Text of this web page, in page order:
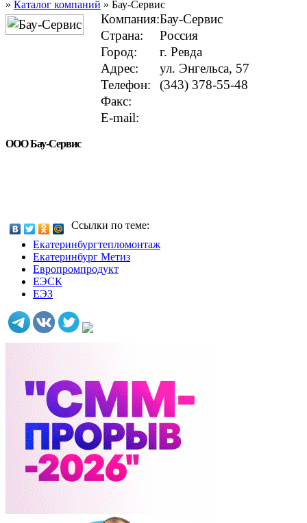
» Каталог компаний » Бау-Сервис
Компания:Бау-Сервис
Страна:
Россия
Город:
г. Ревда
Адрес:
ул. Энгельса, 57
Телефон:
(343) 378-55-48
Факс:
E-mail:
ООО Бау-Сервис
Ссылки по теме:
Екатеринбургтепломонтаж
Екатеринбург Метиз
Европромпродукт
ЕЭСК
ЕЭЗ